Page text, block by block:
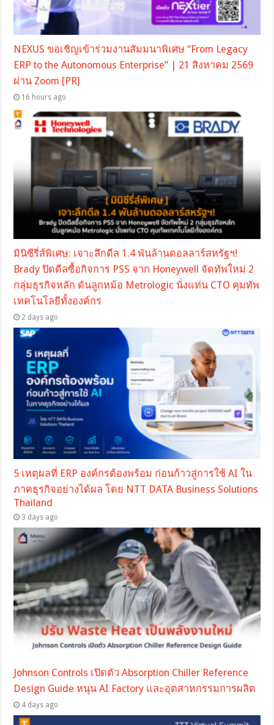
NEXUS ขอเชิญเข้าร่วมงานสัมมนาพิเศษ “From Legacy
ERP to the Autonomous Enterprise” | 21 สิงหาคม 2569
ผ่าน Zoom [PR]
16 hours ago
มินิซีรี่ส์พิเศษ: เจาะลึกดีล 1.4 พันล้านดอลลาร์สหรัฐฯ!
Brady ปิดดีลซื้อกิจการ PSS จาก Honeywell จัดทัพใหม่ 2
กลุ่มธุรกิจหลัก ดันลูกหม้อ Metrologic นั่งแท่น CTO คุมทัพ
เทคโนโลยีทั้งองค์กร
2 days ago
5 เหตุผลที่ ERP องค์กรต้องพร้อม ก่อนก้าวสู่การใช้ AI ใน
ภาคธุรกิจอย่างได้ผล โดย NTT DATA Business Solutions
Thailand
3 days ago
Johnson Controls เปิดตัว Absorption Chiller Reference
Design Guide หนุน AI Factory และอุตสาหกรรมการผลิต
4 days ago